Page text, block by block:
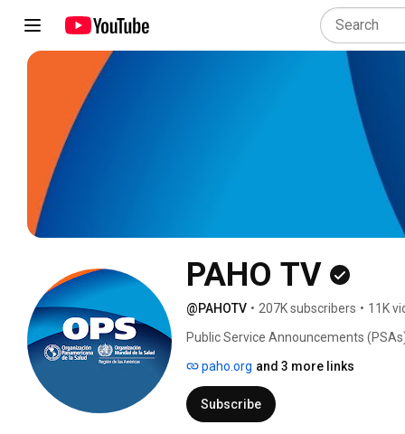
PAHO TV
@PAHOTV • 207K subscribers • 11K
Public Service Announcements
regional office for the Americas of the
paho.org and 3 more links
Subscribe